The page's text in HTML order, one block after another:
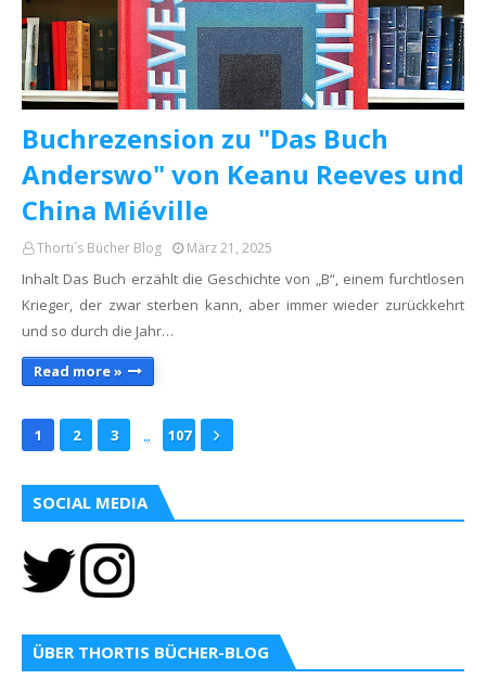
Buchrezension zu "Das Buch
Anderswo" von Keanu Reeves und
China Miéville
Thorti´s Bücher Blog März 21, 2025
Inhalt Das Buch erzählt die Geschichte von „B“, einem furchtlosen
Krieger, der zwar sterben kann, aber immer wieder zurückkehrt
und so durch die Jahr…
Read more »
1 2 3 ... 107
SOCIAL MEDIA
ÜBER THORTIS BÜCHER-BLOG